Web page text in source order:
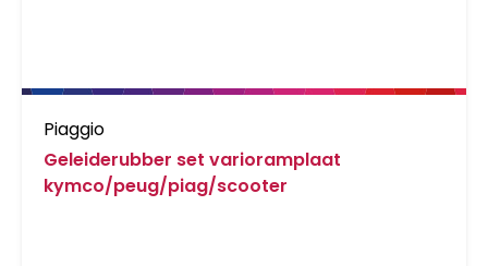
Piaggio
Geleiderubber set varioramplaat
kymco/peug/piag/scooter